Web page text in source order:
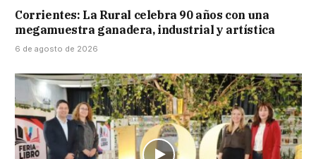
Corrientes: La Rural celebra 90 años con una
megamuestra ganadera, industrial y artística
6 de agosto de 2026